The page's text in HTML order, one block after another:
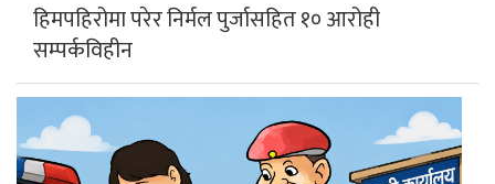
हिमपहिरोमा परेर निर्मल पुर्जासहित १० आरोही
सम्पर्कविहीन